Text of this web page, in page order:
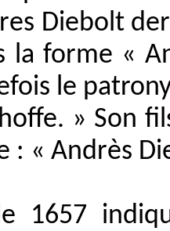
Diebolt
la forme «
le
» Son
: « Andrès
1657